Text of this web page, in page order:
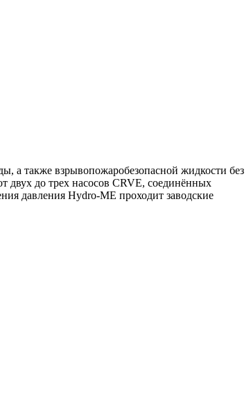
а также взрывопожаробезопасной жидкости без
до трех насосов CRVE, соединённых
давления Hydro-ME проходит заводские